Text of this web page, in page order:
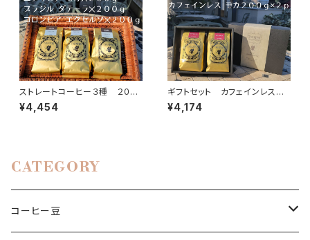
ストレートコーヒー３種 ２００
ｇ(合計６００g)セット
¥4,454
ギフトセット カフェインレス
モカ ２００ｇ×２ｐ
¥4,174
CATEGORY
コーヒー豆